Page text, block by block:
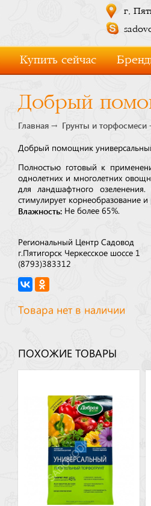
г.
Купить сейчас
Добрый
Главная Грунты и торфосмеси
Добрый помощник
Полностью готовый к
однолетних и многолетних
для ландшафтного
стимулирует корнеобразование и
Влажность: Не более 65%.
Региональный Центр Садовод
г.Пятигорск Черкесское шоссе 1
(8793)383312
Товара нет в наличии
ПОХОЖИЕ ТОВАРЫ